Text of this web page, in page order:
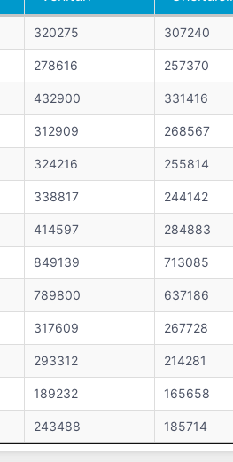
Venituri Cheltuieli
320275 307240
278616 257370
432900 331416
312909 268567
324216 255814
338817 244142
414597 284883
849139 713085
789800 637186
317609 267728
293312 214281
189232 165658
243488 185714